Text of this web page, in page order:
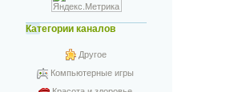
Категории каналов
Другое
Компьютерные игры